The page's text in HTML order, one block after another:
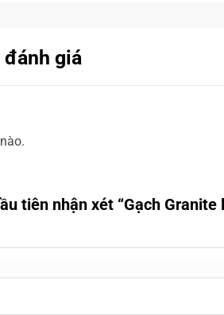
đánh giá
tiên nhận xét “Gạch